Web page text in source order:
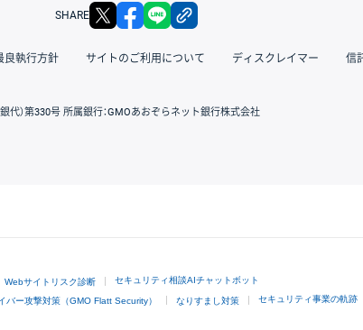
SHARE X facebook
良執行方針 サイトのご利用について ディスクレイマー 信
代）第330号 所属銀行：GMOあおぞらネット銀行株式会社
Webサイトリスク診断 セキュリティ相談AIチャットボット
バー攻撃対策（GMO Flatt Security） なりすまし対策 セキュリティ事業の軌跡